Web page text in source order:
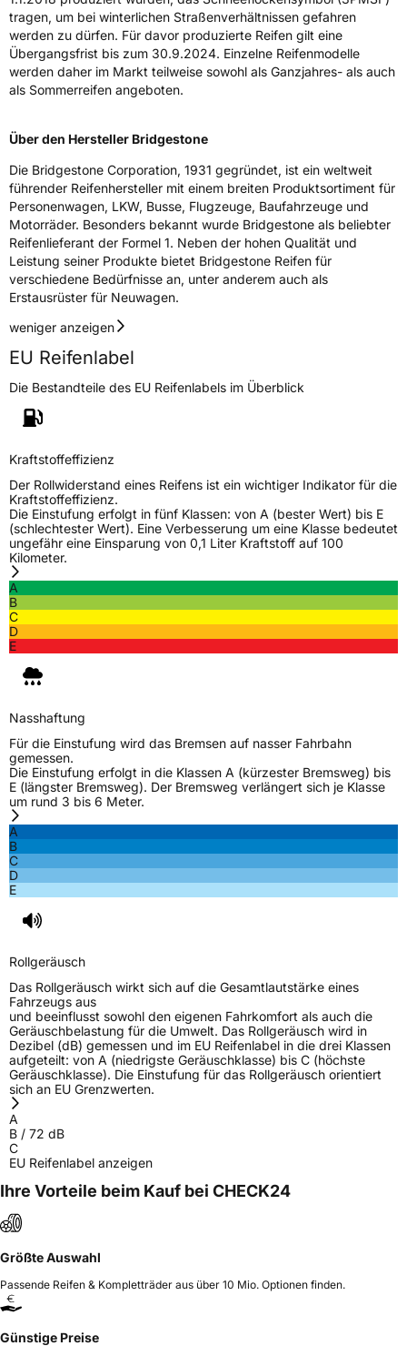
3PMSF / Schneeflockensymbol / Alpine-SymbolNein
EisgripNein
Allgemeine Produktsicherheit (GPSR)
HerstellerkontaktBRIDGESTONE EU NV/SA, Via del Fosso del
Salceto 13/15 00128 Rome Italien,
market.surveillance@bridgestone.eu
tragen, um bei winterlichen Straßenverhältnissen gefahren
werden zu dürfen. Für davor produzierte Reifen gilt eine
Übergangsfrist bis zum 30.9.2024. Einzelne Reifenmodelle
werden daher im Markt teilweise sowohl als Ganzjahres- als auch
als Sommerreifen angeboten.
Über den Hersteller Bridgestone
Die Bridgestone Corporation, 1931 gegründet, ist ein weltweit
führender Reifenhersteller mit einem breiten Produktsortiment für
Personenwagen, LKW, Busse, Flugzeuge, Baufahrzeuge und
Motorräder. Besonders bekannt wurde Bridgestone als beliebter
Reifenlieferant der Formel 1. Neben der hohen Qualität und
Leistung seiner Produkte bietet Bridgestone Reifen für
verschiedene Bedürfnisse an, unter anderem auch als
Erstausrüster für Neuwagen.
weniger anzeigen
EU Reifenlabel
Die Bestandteile des EU Reifenlabels im Überblick
Kraftstoffeffizienz
Der Rollwiderstand eines Reifens ist ein wichtiger Indikator für die
Kraftstoffeffizienz.
Die Einstufung erfolgt in fünf Klassen: von A (bester Wert) bis E
(schlechtester Wert). Eine Verbesserung um eine Klasse bedeutet
ungefähr eine Einsparung von 0,1 Liter Kraftstoff auf 100
Kilometer.
A
B
C
D
E
Nasshaftung
Für die Einstufung wird das Bremsen auf nasser Fahrbahn
gemessen.
Die Einstufung erfolgt in die Klassen A (kürzester Bremsweg) bis
E (längster Bremsweg). Der Bremsweg verlängert sich je Klasse
um rund 3 bis 6 Meter.
A
B
C
D
E
Rollgeräusch
Das Rollgeräusch wirkt sich auf die Gesamtlautstärke eines
Fahrzeugs aus
und beeinflusst sowohl den eigenen Fahrkomfort als auch die
Geräuschbelastung für die Umwelt. Das Rollgeräusch wird in
Dezibel (dB) gemessen und im EU Reifenlabel in die drei Klassen
aufgeteilt: von A (niedrigste Geräuschklasse) bis C (höchste
Geräuschklasse). Die Einstufung für das Rollgeräusch orientiert
sich an EU Grenzwerten.
A
B / 72 dB
C
EU Reifenlabel anzeigen
Ihre Vorteile beim Kauf bei CHECK24
Größte Auswahl
Passende Reifen & Kompletträder aus über 10 Mio. Optionen finden.
Günstige Preise